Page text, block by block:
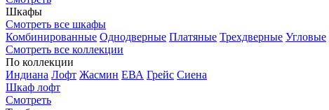
Шкафы
Смотреть все шкафы
Комбинированные Однодверные Платяные Трехдверные Угловые
Смотреть все коллекции
По коллекции
Индиана Лофт Жасмин ЕВА Грейс Сиена
Шкаф лофт
Смотреть